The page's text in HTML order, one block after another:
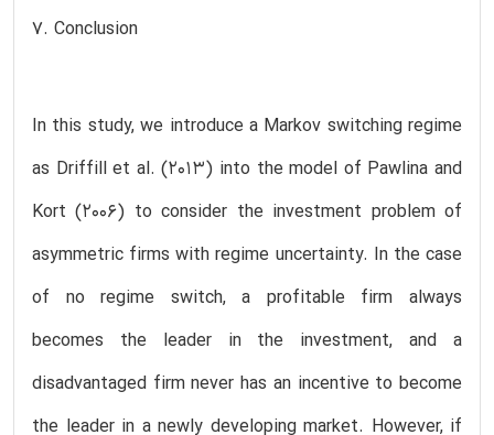
7. Conclusion
In this study, we introduce a Markov switching regime
as Driffill et al. (2013) into the model of Pawlina and
Kort (2006) to consider the investment problem of
asymmetric firms with regime uncertainty. In the case
of no regime switch, a profitable firm always
becomes the leader in the investment, and a
disadvantaged firm never has an incentive to become
the leader in a newly developing market. However, if